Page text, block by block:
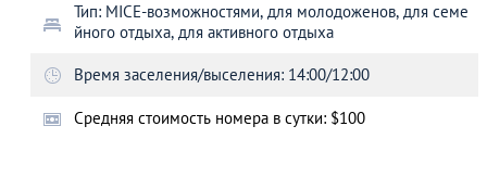
Тип: MICE-возможностями, для молодоженов, для семе
йного отдыха, для активного отдыха
Время заселения/выселения: 14:00/12:00
Cредняя стоимость номера в сутки: $100